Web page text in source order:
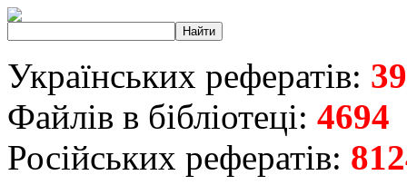
Українських рефератів:
Файлів в бібліотеці: 4694
Російських рефератів: